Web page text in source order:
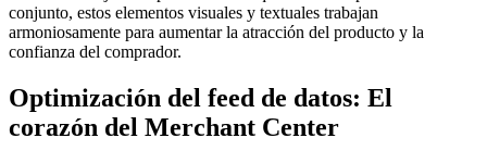
conjunto, estos elementos visuales y textuales trabajan
armoniosamente para aumentar la atracción del producto y la
confianza del comprador.
Optimización del feed de datos: El
corazón del Merchant Center